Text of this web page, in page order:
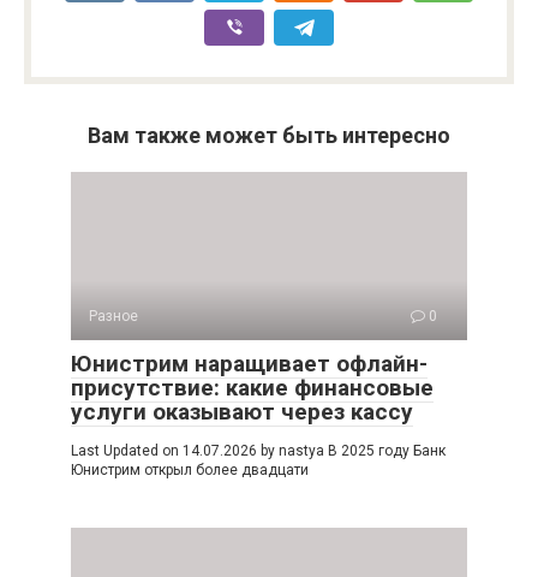
Вам также может быть интересно
Разное 0
Юнистрим наращивает офлайн-
присутствие: какие финансовые
услуги оказывают через кассу
Last Updated on 14.07.2026 by nastya В 2025 году Банк
Юнистрим открыл более двадцати